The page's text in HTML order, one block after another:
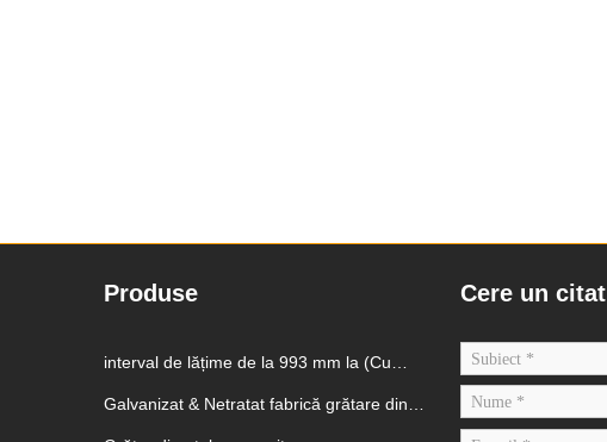
Produse
interval de lățime de la 993 mm la (Cu
suprafață simplă sau zimțată și
Galvanizat & Netratat fabrică grătare din
Cere un citat